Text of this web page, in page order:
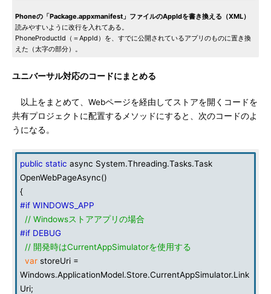
Phoneの「Package.appxmanifest」ファイルのAppIdを書き換える（XML）
読みやすいように改行を入れてある。
PhoneProductId（＝AppId）を、すでに公開されているアプリのものに置き換
えた（太字の部分）。
ユニバーサル対応のコードにまとめる
以上をまとめて、Webページを経由してストアを開くコードを
共有プロジェクトに配置するメソッドにすると、次のコードのよ
うになる。
public static async System.Threading.Tasks.Task
OpenWebPageAsync()
{
#if WINDOWS_APP
// Windowsストアアプリの場合
#if DEBUG
// 開発時はCurrentAppSimulatorを使用する
var storeUri =
Windows.ApplicationModel.Store.CurrentAppSimulator.Link
Uri;